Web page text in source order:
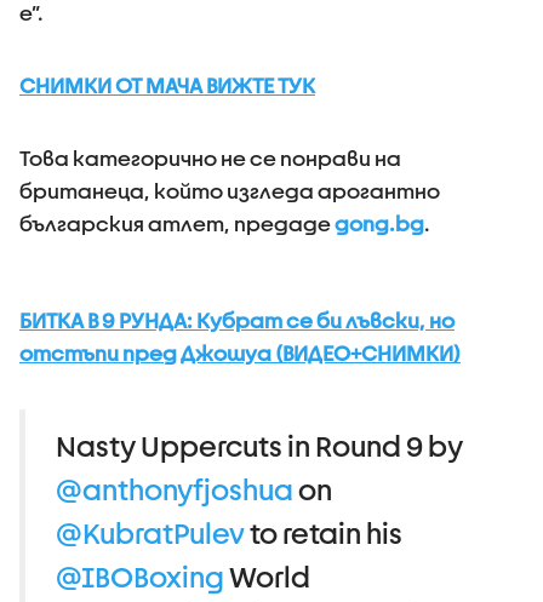
е”.
СНИМКИ ОТ МАЧА ВИЖТЕ ТУК
Това категорично не се понрави на
британеца, който изгледа арогантно
българския атлет, предадеgong.bg.
БИТКА В 9 РУНДА: Кубрат се би лъвски, но
отстъпи пред Джошуа (ВИДЕО+СНИМКИ)
Nasty Uppercuts in Round 9 by
@anthonyfjoshuaon
@KubratPulevto retain his
@IBOBoxingWorld